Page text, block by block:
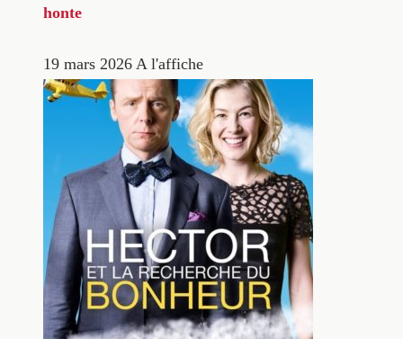
honte
19 mars 2026 A l'affiche